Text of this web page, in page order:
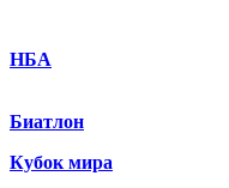
НБА
Биатлон
Кубок мира